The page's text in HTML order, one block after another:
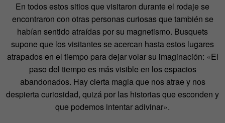
En todos estos sitios que visitaron durante el rodaje se
encontraron con otras personas curiosas que también se
habían sentido atraídas por su magnetismo. Busquets
supone que los visitantes se acercan hasta estos lugares
atrapados en el tiempo para dejar volar su imaginación: «El
paso del tiempo es más visible en los espacios
abandonados. Hay cierta magia que nos atrae y nos
despierta curiosidad, quizá por las historias que esconden y
que podemos intentar adivinar».